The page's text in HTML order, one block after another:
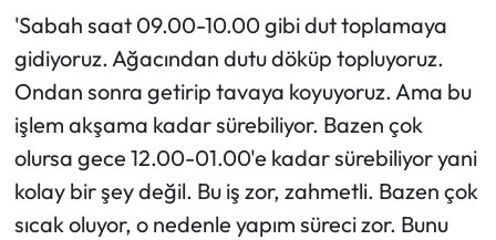
'Sabah saat 09.00-10.00 gibi dut toplamaya
gidiyoruz. Ağacından dutu döküp topluyoruz.
Ondan sonra getirip tavaya koyuyoruz. Ama bu
işlem akşama kadar sürebiliyor. Bazen çok
olursa gece 12.00-01.00'e kadar sürebiliyor yani
kolay bir şey değil. Bu iş zor, zahmetli. Bazen çok
sıcak oluyor, o nedenle yapım süreci zor. Bunu